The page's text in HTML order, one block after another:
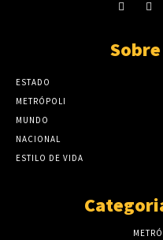
ESTADO
METRÓPOLI
MUNDO
NACIONAL
ESTILO DE VIDA